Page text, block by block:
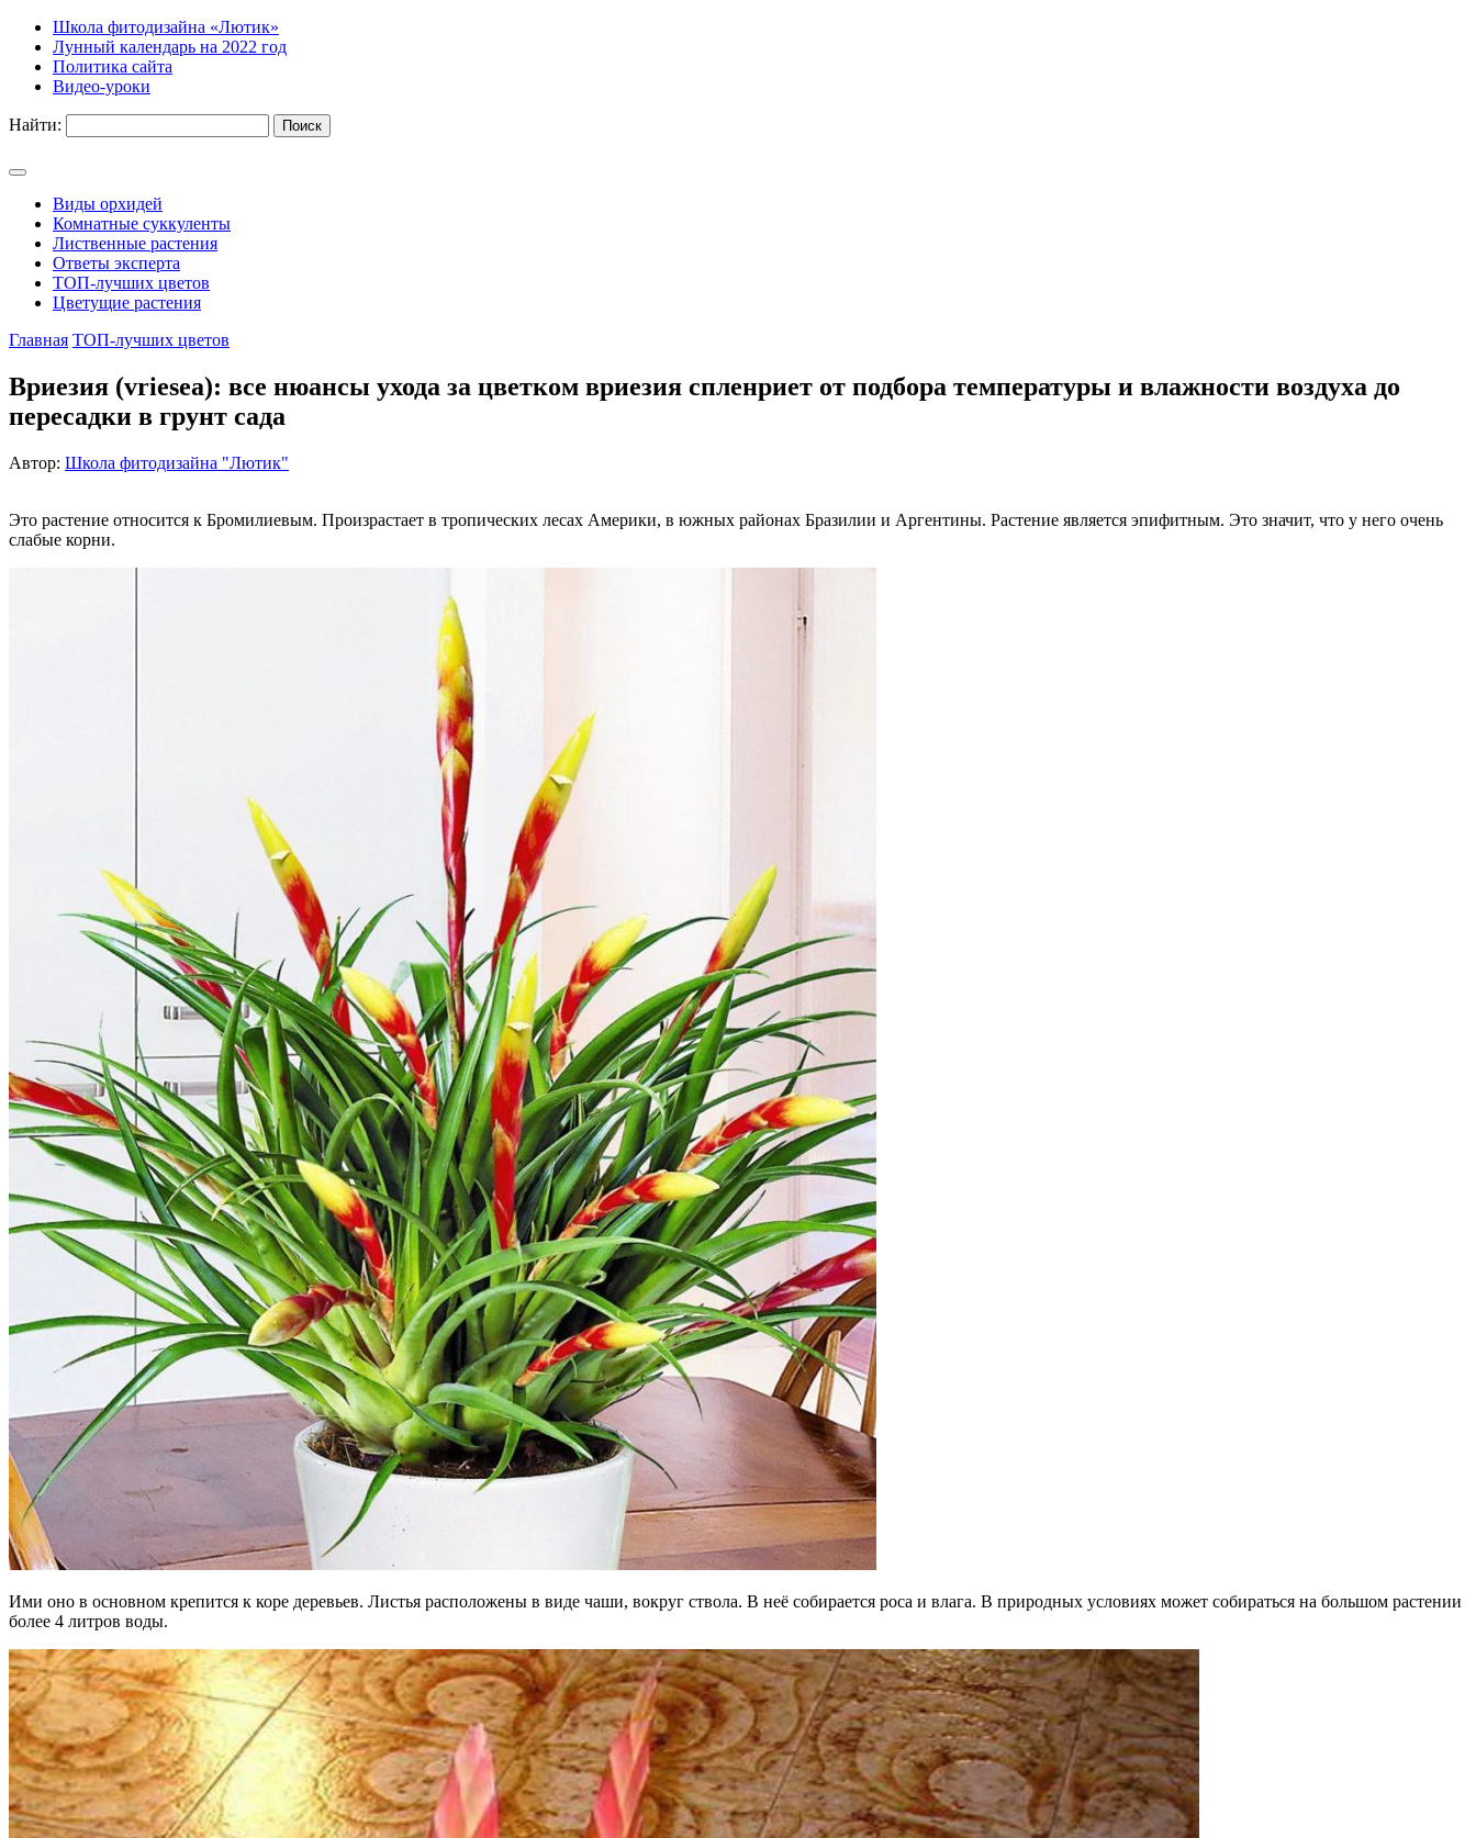
Школа фитодизайна «Лютик»
Лунный календарь на 2022 год
Политика сайта
Видео-уроки
Найти:
Виды орхидей
Комнатные суккуленты
Лиственные растения
Ответы эксперта
ТОП-лучших цветов
Цветущие растения
Главная ТОП-лучших цветов
Вриезия (vriesea): все нюансы ухода за цветком вриезия спленриет от подбора температуры и влажности воздуха до
пересадки в грунт сада
Автор: Школа фитодизайна "Лютик"
Это растение относится к Бромилиевым. Произрастает в тропических лесах Америки, в южных районах Бразилии и Аргентины. Растение является эпифитным. Это значит, что у него очень
слабые корни.
Ими оно в основном крепится к коре деревьев. Листья расположены в виде чаши, вокруг ствола. В неё собирается роса и влага. В природных условиях может собираться на большом растении
более 4 литров воды.